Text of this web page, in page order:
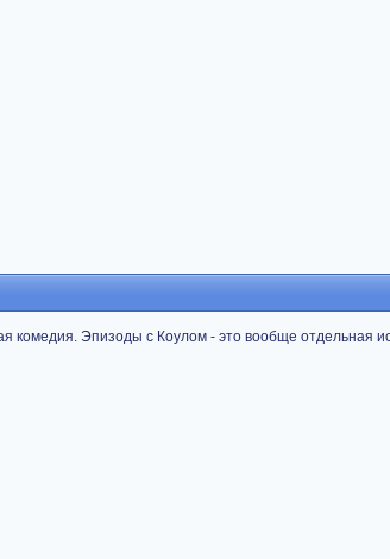
комедия. Эпизоды с Коулом - это вообще отдельная